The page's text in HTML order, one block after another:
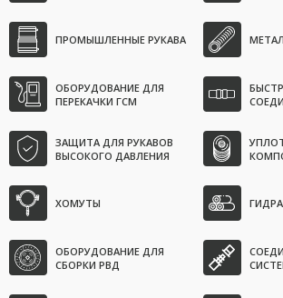
ПРОМЫШЛЕННЫЕ РУКАВА
ОБОРУДОВАНИЕ ДЛЯ
ПЕРЕКАЧКИ ГСМ
ЗАЩИТА ДЛЯ РУКАВОВ
ВЫСОКОГО ДАВЛЕНИЯ
ХОМУТЫ
ОБОРУДОВАНИЕ ДЛЯ
СБОРКИ РВД